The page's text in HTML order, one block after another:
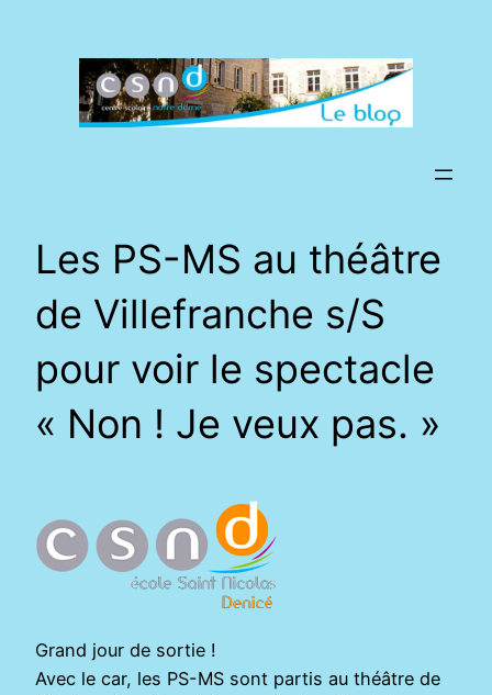
Les PS-MS au théâtre
de Villefranche s/S
pour voir le spectacle
« Non ! Je veux pas. »
Grand jour de sortie !
Avec le car, les PS-MS sont partis au théâtre de